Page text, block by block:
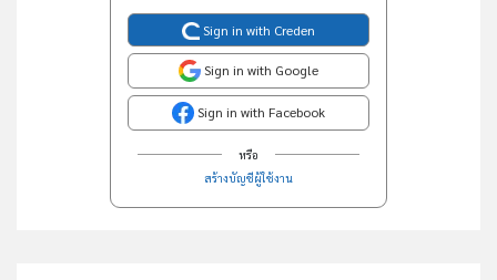
Sign in with Creden
Sign in with Google
Sign in with Facebook
หรือ
สร้างบัญชีผู้ใช้งาน